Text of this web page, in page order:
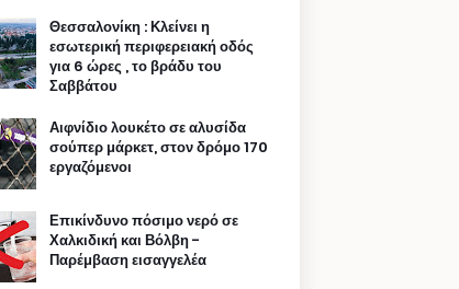
Θεσσαλονίκη : Κλείνει η
εσωτερική περιφερειακή οδός
για 6 ώρες , το βράδυ του
Σαββάτου
Αιφνίδιο λουκέτο σε αλυσίδα
σούπερ μάρκετ, στον δρόμο 170
εργαζόμενοι
Επικίνδυνο πόσιμο νερό σε
Χαλκιδική και Βόλβη -
Παρέμβαση εισαγγελέα